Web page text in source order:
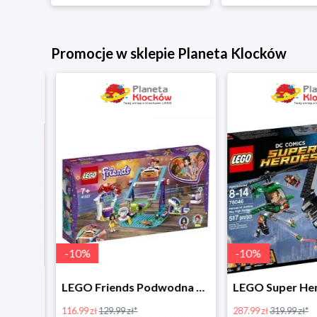
Promocje w sklepie Planeta Klocków
10%
LEGO Friends Podwodna Frajda w super cenie
116.99 zł129.99 zł*
10%
287.99 zł319.99 zł*